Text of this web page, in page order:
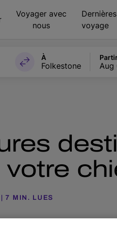
Voyager avec
nous
voyage
À
Folkestone Aug
7 MIN. LUES